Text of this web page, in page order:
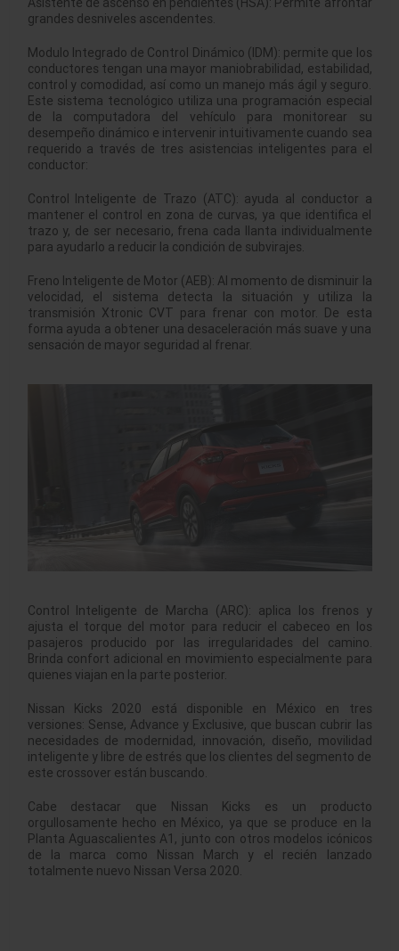
grandes desniveles ascendentes.
Modulo Integrado de Control Dinámico (IDM): permite que los
conductores tengan una mayor maniobrabilidad, estabilidad,
control y comodidad, así como un manejo más ágil y seguro.
Este sistema tecnológico utiliza una programación especial
de la computadora del vehículo para monitorear su
desempeño dinámico e intervenir intuitivamente cuando sea
requerido a través de tres asistencias inteligentes para el
conductor:
Control Inteligente de Trazo (ATC): ayuda al conductor a
mantener el control en zona de curvas, ya que identifica el
trazo y, de ser necesario, frena cada llanta individualmente
para ayudarlo a reducir la condición de subvirajes.
Freno Inteligente de Motor (AEB): Al momento de disminuir la
velocidad, el sistema detecta la situación y utiliza la
transmisión Xtronic CVT para frenar con motor. De esta
forma ayuda a obtener una desaceleración más suave y una
sensación de mayor seguridad al frenar.
Control Inteligente de Marcha (ARC): aplica los frenos y
ajusta el torque del motor para reducir el cabeceo en los
pasajeros producido por las irregularidades del camino.
Brinda confort adicional en movimiento especialmente para
quienes viajan en la parte posterior.
Nissan Kicks 2020 está disponible en México en tres
versiones: Sense, Advance y Exclusive, que buscan cubrir las
necesidades de modernidad, innovación, diseño, movilidad
inteligente y libre de estrés que los clientes del segmento de
este crossover están buscando.
Cabe destacar que Nissan Kicks es un producto
orgullosamente hecho en México, ya que se produce en la
Planta Aguascalientes A1, junto con otros modelos icónicos
de la marca como Nissan March y el recién lanzado
totalmente nuevo Nissan Versa 2020.